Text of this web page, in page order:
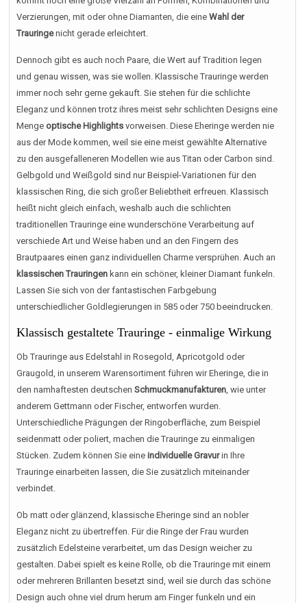
Verzierungen, mit oder ohne Diamanten, die eineWahl der
Trauringenicht gerade erleichtert.
Dennoch gibt es auch noch Paare, die Wert auf Tradition legen
und genau wissen, was sie wollen. Klassische Trauringe werden
immer noch sehr gerne gekauft. Sie stehen für die schlichte
Eleganz und können trotz ihres meist sehr schlichten Designs eine
Mengeoptische Highlights vorweisen. Diese Eheringe werden nie
aus der Mode kommen, weil sie eine meist gewählte Alternative
zu den ausgefalleneren Modellen wie aus Titan oder Carbon sind.
Gelbgold und Weißgold sind nur Beispiel-Variationen für den
klassischen Ring, die sich großer Beliebtheit erfreuen. Klassisch
heißt nicht gleich einfach, weshalb auch die schlichten
traditionellen Trauringe eine wunderschöne Verarbeitung auf
verschiede Art und Weise haben und an den Fingern des
Brautpaares einen ganz individuellen Charme versprühen. Auch an
klassischen Trauringen kann ein schöner, kleiner Diamant funkeln.
Lassen Sie sich von der fantastischen Farbgebung
unterschiedlicher Goldlegierungen in 585 oder 750 beeindrucken.
Klassisch gestaltete Trauringe - einmalige Wirkung
Ob Trauringe aus Edelstahl in Rosegold, Apricotgold oder
Graugold, in unserem Warensortiment führen wir Eheringe, die in
den namhaftesten deutschenSchmuckmanufakturen, wie unter
anderem Gettmann oder Fischer, entworfen wurden.
Unterschiedliche Prägungen der Ringoberfläche, zum Beispiel
seidenmatt oder poliert, machen die Trauringe zu einmaligen
Stücken. Zudem können Sie eineindividuelle Gravurin Ihre
Trauringe einarbeiten lassen, die Sie zusätzlich miteinander
verbindet.
Ob matt oder glänzend, klassische Eheringe sind an nobler
Eleganz nicht zu übertreffen. Für die Ringe der Frau wurden
zusätzlich Edelsteine verarbeitet, um das Design weicher zu
gestalten. Dabei spielt es keine Rolle, ob die Trauringe mit einem
oder mehreren Brillanten besetzt sind, weil sie durch das schöne
Design auch ohne viel drum herum am Finger funkeln und ein